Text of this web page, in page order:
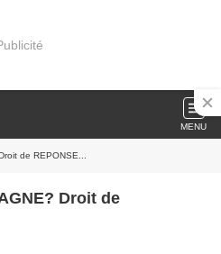
MENU
de REPONSE...
Droit de